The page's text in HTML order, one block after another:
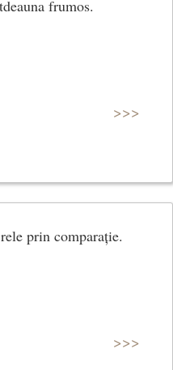
frumos.
>>>
prin comparație.
>>>